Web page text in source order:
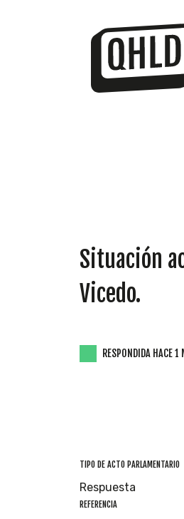
Situación
Vicedo.
RESPONDIDA HACE 1
TIPO DE ACTO PARLAMENTARIO
Respuesta
REFERENCIA